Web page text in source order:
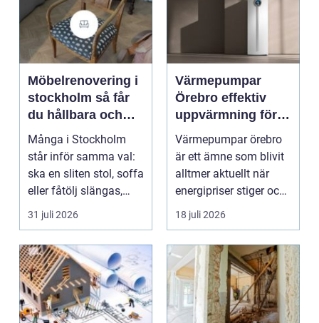
Möbelrenovering i
stockholm så får
du hållbara och
vackra möbler
Många i Stockholm
står inför samma val:
ska en sliten stol, soffa
eller fåtölj slängas,
säljas billi...
31 juli 2026
Värmepumpar
Örebro effektiv
uppvärmning för
hus och
fastigheter
Värmepumpar örebro
är ett ämne som blivit
alltmer aktuellt när
energipriser stiger och
fler vill sän...
18 juli 2026